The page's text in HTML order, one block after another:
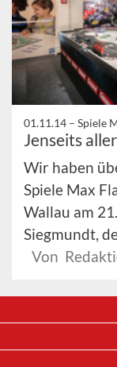
01.11.14 – Spiele
Jenseits
Wir haben
Spiele Max
Wallau am
Siegmundt,
Von